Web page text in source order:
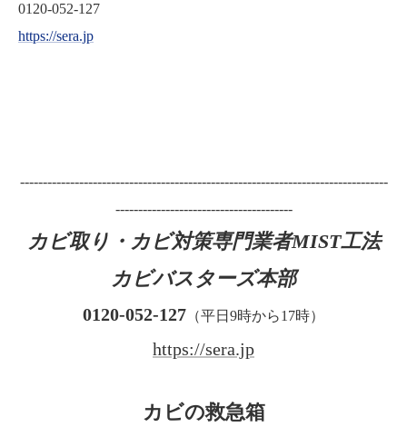
0120-052-127
https://sera.jp
---------------------------------------------------------------------------------
---------------------------------------
カビ取り・カビ対策専門業者MIST工法
カビバスターズ本部
0120-052-127 （平日9時から17時）
https://sera.jp
カビの救急箱